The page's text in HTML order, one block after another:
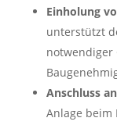
Einholung
unterstützt
notwendiger
Anschluss
Anlage beim